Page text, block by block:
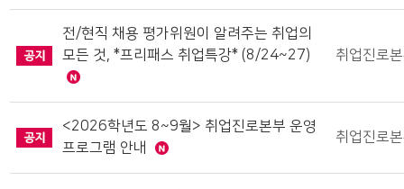
전/현직 채용 평가위원이 알려주는 취업의
모든 것, *프리패스 취업특강* (8/24~27)
취업진로
<2026학년도 8~9월> 취업진로본부 운영
프로그램 안내
취업진로